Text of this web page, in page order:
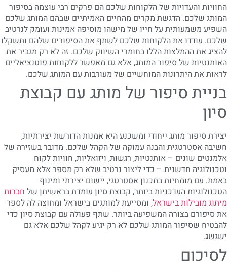
החוויות והעדויות של הלקוחות שלכם הם פרקים רבי עוצמה בסיפור
המותג שלכם. הדגשת מקרים מהחיים האמיתיים שבהם המותג שלכם
השפיע משמעותית על חייו של מישהו מוסיפה אמינות ועומק לנרטיב
שלכם. עודדו את הלקוחות שלכם לשתף את הסיפורים שלהם ותשקלו
להציג את ההמלצות הללו בחומרי השיווק שלכם. זה לא רק מגביר את
האותנטיות של סיפור המותג, אלא גם מאפשר ללקוחות פוטנציאליים
לראות את היתרונות המוחשיים של מעורבות עם המותג שלכם.
בניית סיפור של מותג עם קבוצת
סיון
יצירת סיפור מותג ייחודי ומשכנע היא אמנות הדורשת יצירתיות,
חשיבה אסטרטגית והבנה עמוקה של הקהל שלכם. מדובר בשזירה של
אלמנטים שונים – אותנטיות, רגשות, ויזואליות, חוויות לקוח
וטכנולוגיה חדשנית – כדי ליצור נרטיב שלא רק מספר אלא מעסיק
באמת. עם מומחיות בתכנון אסטרטגי, יישום יצירתי ומינוף
הטכנולוגיות העדכניות ביותר, קבוצת סיון עומדת בראשיתן של חברות
מיתוג מובילות בישראל, ומסייעת למותגים בישראל ומחוצה לה לספר
את סיפורם בצורה המשפיעה ביותר. שתף פעולה עם קבוצת סיון כדי
להבטיח שסיפור המותג שלכם לא רק יגיע לקהל שלכם אלא גם
ישגשג.
לסיכום